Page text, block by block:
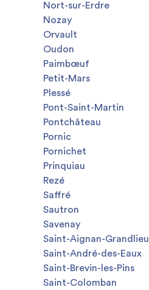
Nort-sur-Erdre
Nozay
Orvault
Oudon
Paimbœuf
Petit-Mars
Plessé
Pont-Saint-Martin
Pontchâteau
Pornic
Pornichet
Prinquiau
Rezé
Saffré
Sautron
Savenay
Saint-Aignan-Grandlieu
Saint-André-des-Eaux
Saint-Brevin-les-Pins
Saint-Colomban